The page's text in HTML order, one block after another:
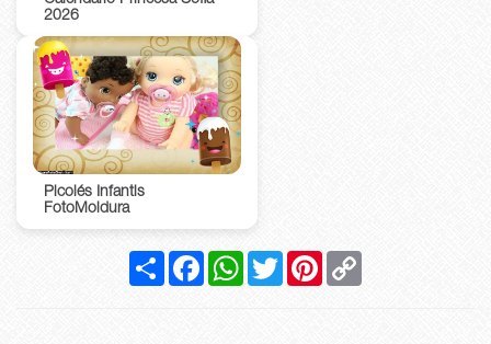
2026
Picolés Infantis
FotoMoldura
CompartilharFacebookWhatsApp
Twitter Pinterest